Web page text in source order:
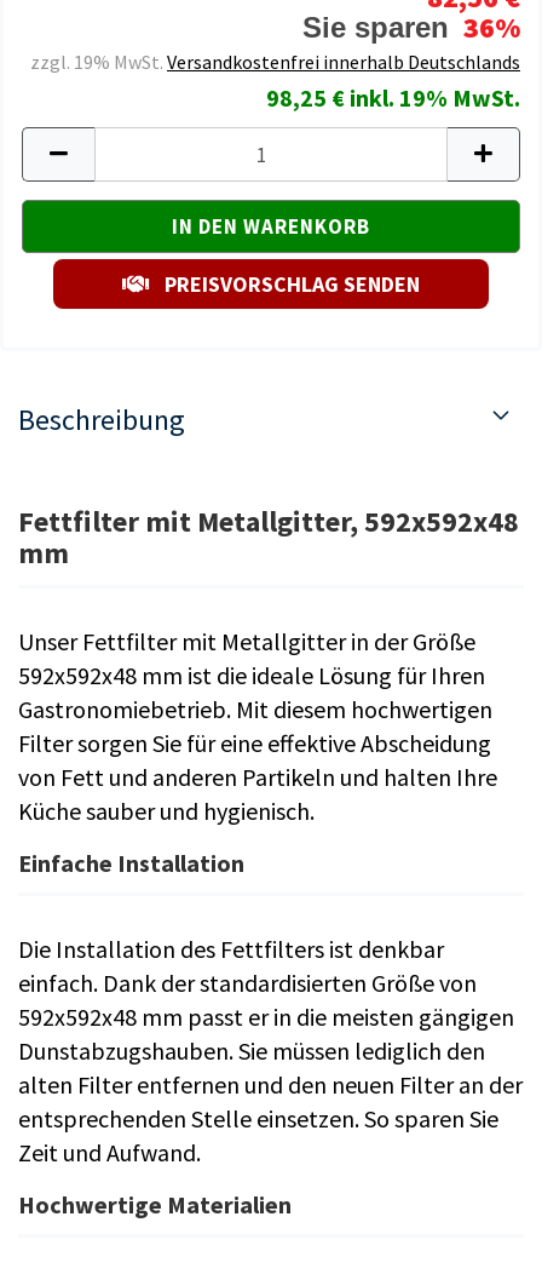
Sie sparen 36%
zzgl. 19% MwSt. Versandkostenfrei innerhalb Deutschlands
98,25 € inkl. 19% MwSt.
PREISVORSCHLAG SENDEN
Beschreibung
Fettfilter mit Metallgitter, 592x592x48
mm
Unser Fettfilter mit Metallgitter in der Größe
592x592x48 mm ist die ideale Lösung für Ihren
Gastronomiebetrieb. Mit diesem hochwertigen
Filter sorgen Sie für eine effektive Abscheidung
von Fett und anderen Partikeln und halten Ihre
Küche sauber und hygienisch.
Einfache Installation
Die Installation des Fettfilters ist denkbar
einfach. Dank der standardisierten Größe von
592x592x48 mm passt er in die meisten gängigen
Dunstabzugshauben. Sie müssen lediglich den
alten Filter entfernen und den neuen Filter an der
entsprechenden Stelle einsetzen. So sparen Sie
Zeit und Aufwand.
Hochwertige Materialien